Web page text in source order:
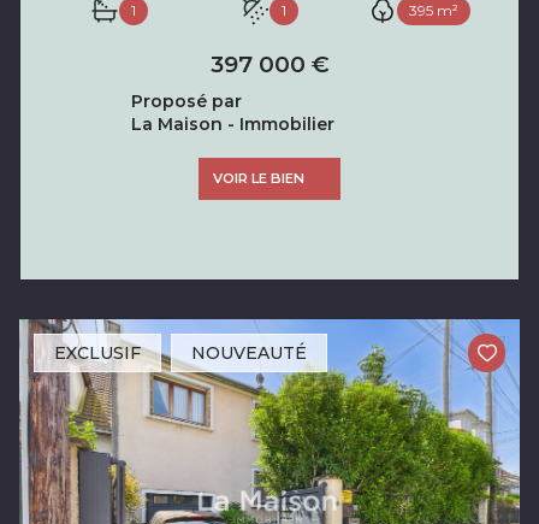
1 1 395 m²
397 000 €
Proposé par
La Maison - Immobilier
VOIR LE BIEN
EXCLUSIF NOUVEAUTÉ